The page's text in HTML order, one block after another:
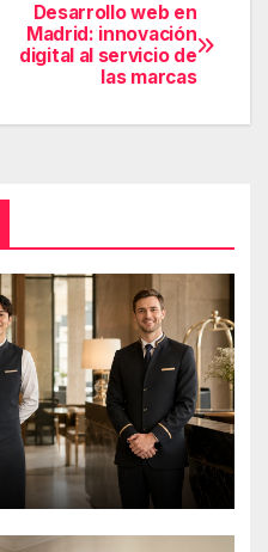
Desarrollo web en
Madrid: innovación
digital al servicio de
las marcas